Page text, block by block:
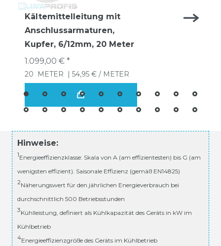
Kältemittelleitung mit
Anschlussarmaturen,
Kupfer, 6/12mm, 20 Meter
1.099,00 € *
20 METER | 54,95 € / METER
Hinweise:
1Energieeffizienzklasse: Skala von A (am effizientesten) bis G (am
wenigsten effizient). Saisonale Effizienz (gemäß EN14825)
2Näherungswert für den jährlichen Energieverbrauch bei
durchschnittlich 500 Betriebsstunden
3Kühlleistung, definiert als Kühlkapazität des Geräts in kW im
Kühlbetrieb
4Energieeffizienzgröße des Geräts im Kühlbetrieb